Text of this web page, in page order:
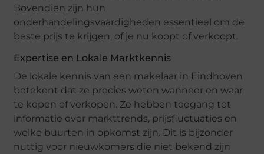
Bovendien zijn hun
onderhandelingsvaardigheden essentieel om de
beste prijs te krijgen, of je nu koopt of verkoopt.
Expertise en Lokale Marktkennis
De lokale kennis van een makelaar in Eindhoven
betekent dat ze precies weten wanneer en waar
te kopen of verkopen. Ze hebben toegang tot
informatie over markttrends, prijsfluctuaties en
welke buurten in opkomst zijn. Dit is bijzonder
nuttig voor nieuwkomers die niet bekend zijn